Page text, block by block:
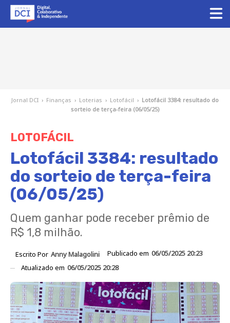
Jornal DCI › Finanças › Loterias › Lotofácil › Lotofácil 3384: resultado do
sorteio de terça-feira (06/05/25)
LOTOFÁCIL
Lotofácil 3384: resultado
do sorteio de terça-feira
(06/05/25)
Quem ganhar pode receber prêmio de
R$ 1,8 milhão.
Escrito Por Anny Malagolini Publicado em 06/05/2025 20:23
Atualizado em 06/05/2025 20:28